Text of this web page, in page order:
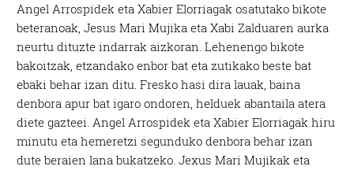
Angel Arrospidek eta Xabier Elorriagak osatutako bikote
beteranoak, Jesus Mari Mujika eta Xabi Zalduaren aurka
neurtu dituzte indarrak aizkoran. Lehenengo bikote
bakoitzak, etzandako enbor bat eta zutikako beste bat
ebaki behar izan ditu. Fresko hasi dira lauak, baina
denbora apur bat igaro ondoren, helduek abantaila atera
diete gazteei. Angel Arrospidek eta Xabier Elorriagak hiru
minutu eta hemeretzi segunduko denbora behar izan
dute beraien lana bukatzeko. Jexus Mari Mujikak eta